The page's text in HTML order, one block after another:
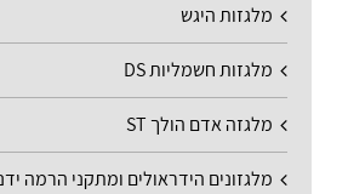
מלגזות היגש
מלגזות חשמליות DS
מלגזה אדם הולך ST
מלגזונים הידראולים ומתקני הרמה